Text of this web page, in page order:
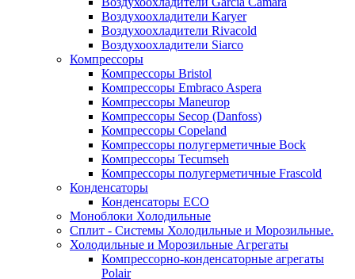
Воздухоохладители Karyer
Воздухоохладители Rivacold
Воздухоохладители Siarco
Компрессоры
Компрессоры Bristol
Компрессоры Embraco Aspera
Компрессоры Maneurop
Компрессоры Secop (Danfoss)
Компрессоры Copeland
Компрессоры полугерметичные Bock
Компрессоры Tecumseh
Компрессоры полугерметичные Frascold
Конденсаторы
Конденсаторы ECO
Моноблоки Холодильные
Сплит - Системы Холодильные и Морозильные.
Холодильные и Морозильные Агрегаты
Компрессорно-конденсаторные агрегаты
Polair